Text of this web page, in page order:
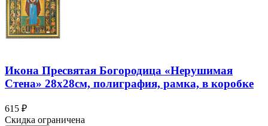
Икона Пресвятая Богородица «Нерушимая
Стена» 28х28см, полиграфия, рамка, в коробке
615 ₽
Скидка ограничена